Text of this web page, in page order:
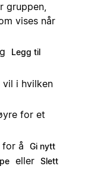
gruppen,
vises når
Legg til
vil i hvilken
for et
for å
Gi nytt
eller Slett